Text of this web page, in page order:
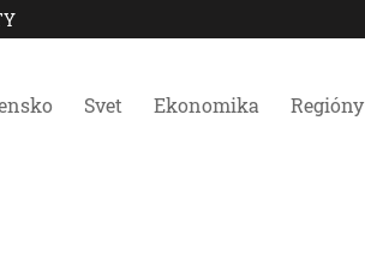
Svet Ekonomika Regióny